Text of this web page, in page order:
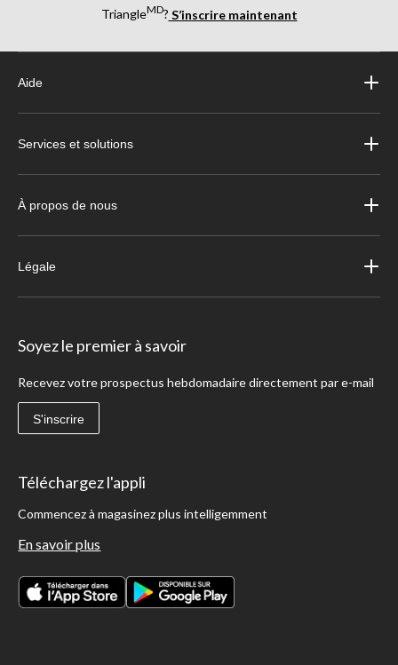
TriangleMD? S’inscrire maintenant
Aide
Services et solutions
À propos de nous
Légale
Soyez le premier à savoir
Recevez votre prospectus hebdomadaire directement par e-mail
S'inscrire
Téléchargez l'appli
Commencez à magasinez plus intelligemment
En savoir plus